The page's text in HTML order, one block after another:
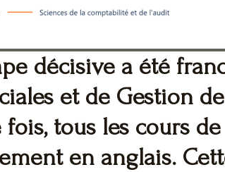
décisive a été
et de Gestion de
tous les cours de
en anglais.